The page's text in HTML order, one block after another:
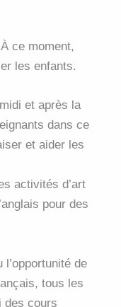
ce moment,
les enfants.
et après la
dans ce
et aider les
activités d’art
pour des
de
tous les
des cours